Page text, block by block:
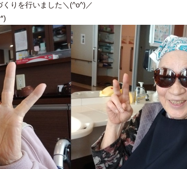
りを行いました＼(^o^)／